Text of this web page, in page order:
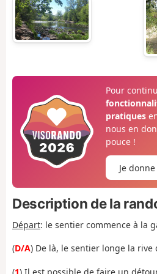
Pour
pratiques
nous en
pouce !
Je
Description de la
Départ: le sentier commence à la
(D/A) De là, le sentier longe la rive